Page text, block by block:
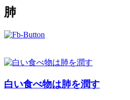
肺
白い食べ物は肺を潤す